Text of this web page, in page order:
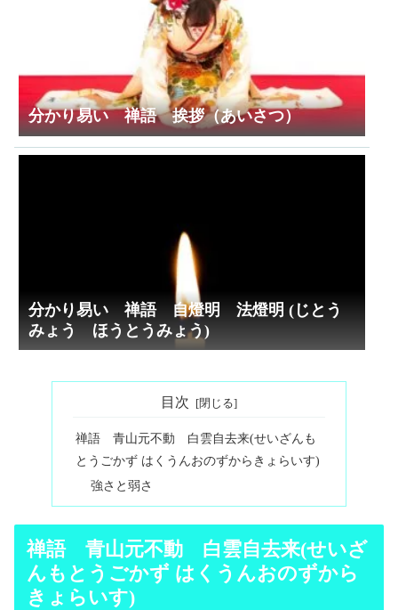
分かり易い 禅語 挨拶（あいさつ）
分かり易い 禅語 自燈明 法燈明 (じとう
みょう ほうとうみょう)
目次
禅語 青山元不動 白雲自去来(せいざんも
とうごかず はくうんおのずからきょらいす)
強さと弱さ
禅語 青山元不動 白雲自去来(せいざ
んもとうごかず はくうんおのずから
きょらいす)